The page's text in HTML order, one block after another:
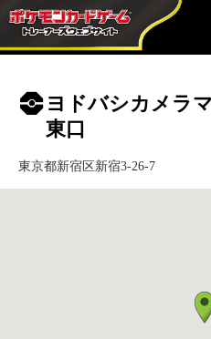
ヨドバシカメラ
東口
東京都新宿区新宿3-26-7